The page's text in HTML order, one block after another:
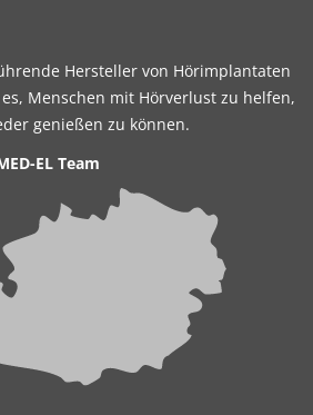
Hersteller von Hörimplantaten
Menschen mit Hörverlust zu helfen,
genießen zu können.
EL Team